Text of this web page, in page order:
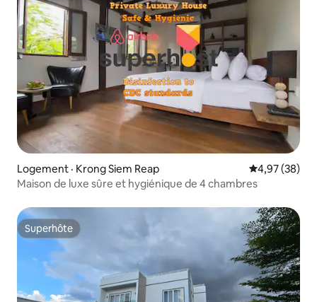
Logement · Krong Siem Reap Note
4,97 (38)
Maison de luxe sûre et hygiénique de 4 chambres
Superhôte
Superhôte